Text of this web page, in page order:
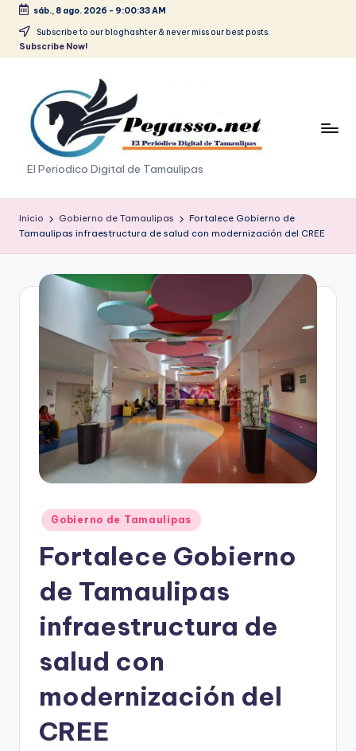
Saltar
sáb., 8 ago. 2026 - 9:00:33 AM
Subscribe to our bloghashter & never miss our best posts.
Subscribe Now!
p
e
g
a
El Periodico Digital de Tamaulipas
Inicio Gobierno de Tamaulipas
Fortalece Gobierno de
Tamaulipas infraestructura de salud con modernización del CREE
Publicado
en
Gobierno de Tamaulipas
Fortalece Gobierno
de Tamaulipas
infraestructura de
salud con
modernización del
CREE